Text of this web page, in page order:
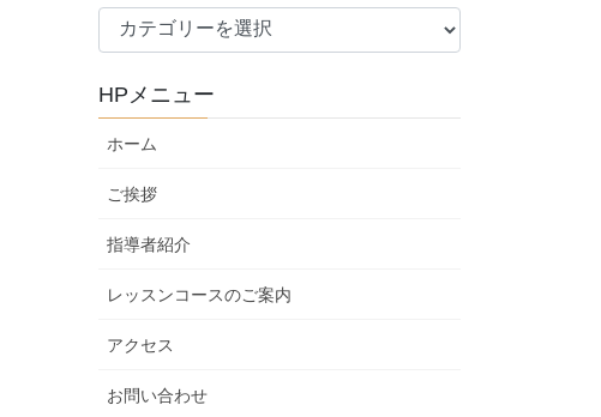
ロ
カ
テ
リ
HPメニュー
ホーム
ご挨拶
指導者紹介
レッスンコースのご案内
アクセス
お問い合わせ